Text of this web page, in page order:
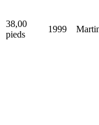
38,00
pieds
1999